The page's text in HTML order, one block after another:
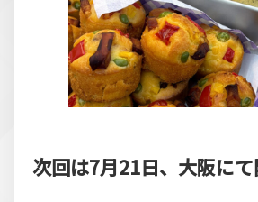
次回は7月21日、大阪に